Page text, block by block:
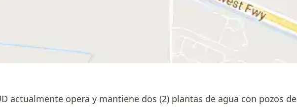
actualmente opera y mantiene dos (2) plantas de agua con pozos de